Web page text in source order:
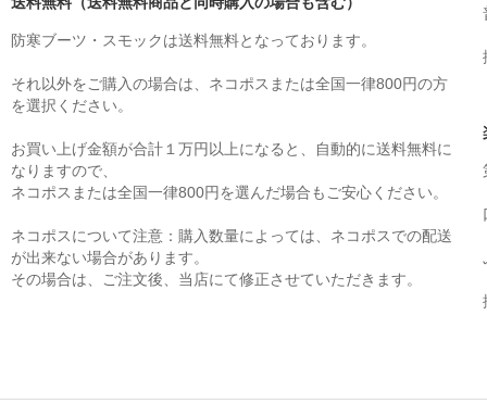
防寒ブーツ・スモックは送料無料となっております。
それ以外をご購入の場合は、ネコポスまたは全国一律800円の方
を選択ください。
お買い上げ金額が合計１万円以上になると、自動的に送料無料に
なりますので、
ネコポスまたは全国一律800円を選んだ場合もご安心ください。
ネコポスについて注意：購入数量によっては、ネコポスでの配送
が出来ない場合があります。
その場合は、ご注文後、当店にて修正させていただきます。